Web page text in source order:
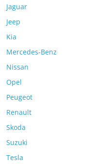
Jaguar
Jeep
Kia
Mercedes-Benz
Nissan
Opel
Peugeot
Renault
Skoda
Suzuki
Tesla